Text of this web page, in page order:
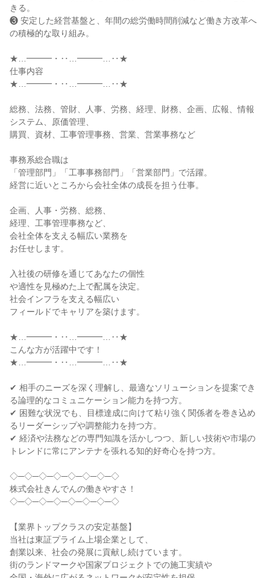
きる。
❸ 安定した経営基盤と、年間の総労働時間削減など働き方改革へ
の積極的な取り組み。
★…━━━・‥…━━━…‥★
仕事内容
★…━━━・‥…━━━…‥★
総務、法務、管財、人事、労務、経理、財務、企画、広報、情報
システム、原価管理、
購買、資材、工事管理事務、営業、営業事務など
事務系総合職は
「管理部門」「工事事務部門」「営業部門」で活躍。
経営に近いところから会社全体の成長を担う仕事。
企画、人事・労務、総務、
経理、工事管理事務など、
会社全体を支える幅広い業務を
お任せします。
入社後の研修を通じてあなたの個性
や適性を見極めた上で配属を決定。
社会インフラを支える幅広い
フィールドでキャリアを築けます。
★…━━━・‥…━━━…‥★
こんな方が活躍中です！
★…━━━・‥…━━━…‥★
✔ 相手のニーズを深く理解し、最適なソリューションを提案でき
る論理的なコミュニケーション能力を持つ方。
✔ 困難な状況でも、目標達成に向けて粘り強く関係者を巻き込め
るリーダーシップや調整能力を持つ方。
✔ 経済や法務などの専門知識を活かしつつ、新しい技術や市場の
トレンドに常にアンテナを張れる知的好奇心を持つ方。
◇─◇─◇─◇─◇─◇─◇─◇
株式会社きんでんの働きやすさ！
◇─◇─◇─◇─◇─◇─◇─◇
【業界トップクラスの安定基盤】
当社は東証プライム上場企業として、
創業以来、社会の発展に貢献し続けています。
街のランドマークや国家プロジェクトでの施工実績や